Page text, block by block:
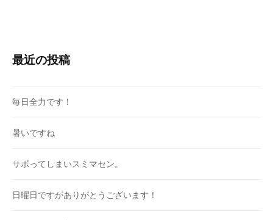
最近の投稿
毎日全力です！
暑いですね
サボってしまいスミマセン。
日曜日ですがありがとうございます！